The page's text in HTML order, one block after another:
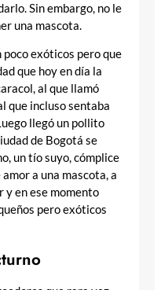
Sin embargo, no le
una mascota.
exóticos pero que
que hoy en día la
al que llamó
que incluso sentaba
llegó un pollito
de Bogotá se
un tío suyo, cómplice
a una mascota, a
y en ese momento
pero exóticos